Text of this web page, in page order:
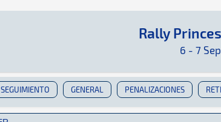
Rally Princesa de Asturias 2024
Rally
6 - 7 Sep
Rally · Rally Princesa de Asturias
SEGUIMIENTO GENERAL PENALIZACIONES